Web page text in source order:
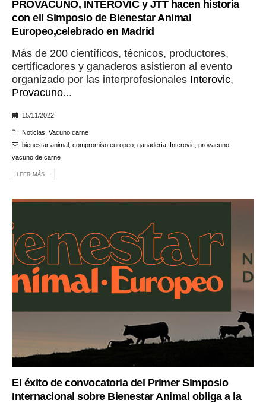
PROVACUNO, INTEROVIC y JTT hacen historia
con elI Simposio de Bienestar Animal
Europeo,celebrado en Madrid
Más de 200 científicos, técnicos, productores,
certificadores y ganaderos asistieron al evento
organizado por las interprofesionales Interovic,
Provacuno...
15/11/2022
Noticias Vacuno carne
bienestar animal, compromiso europeo, ganadería, Interovic provacuno,
vacuno de carne
LEER MÁS...
El éxito de convocatoria del Primer Simposio
Internacional sobre Bienestar Animal obliga a la